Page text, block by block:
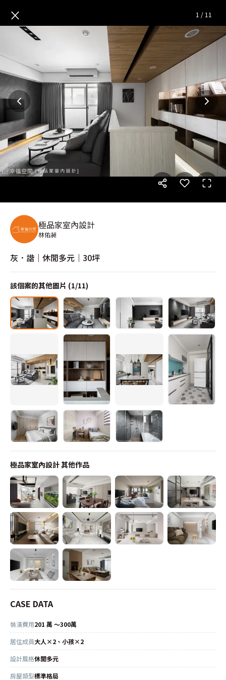
灰．諧｜休閒多元｜30坪 — 完
× 1 / 11
極品家室內設計
林佑昶
灰．諧｜休閒多元｜30坪
該個案的其他圖片 (1/11)
極品家室內設計其他作品
CASE DATA
裝潢費用201 萬 ～300萬
居住成員大人×2、小孩×2
設計風格休閒多元
房屋類型標準格局